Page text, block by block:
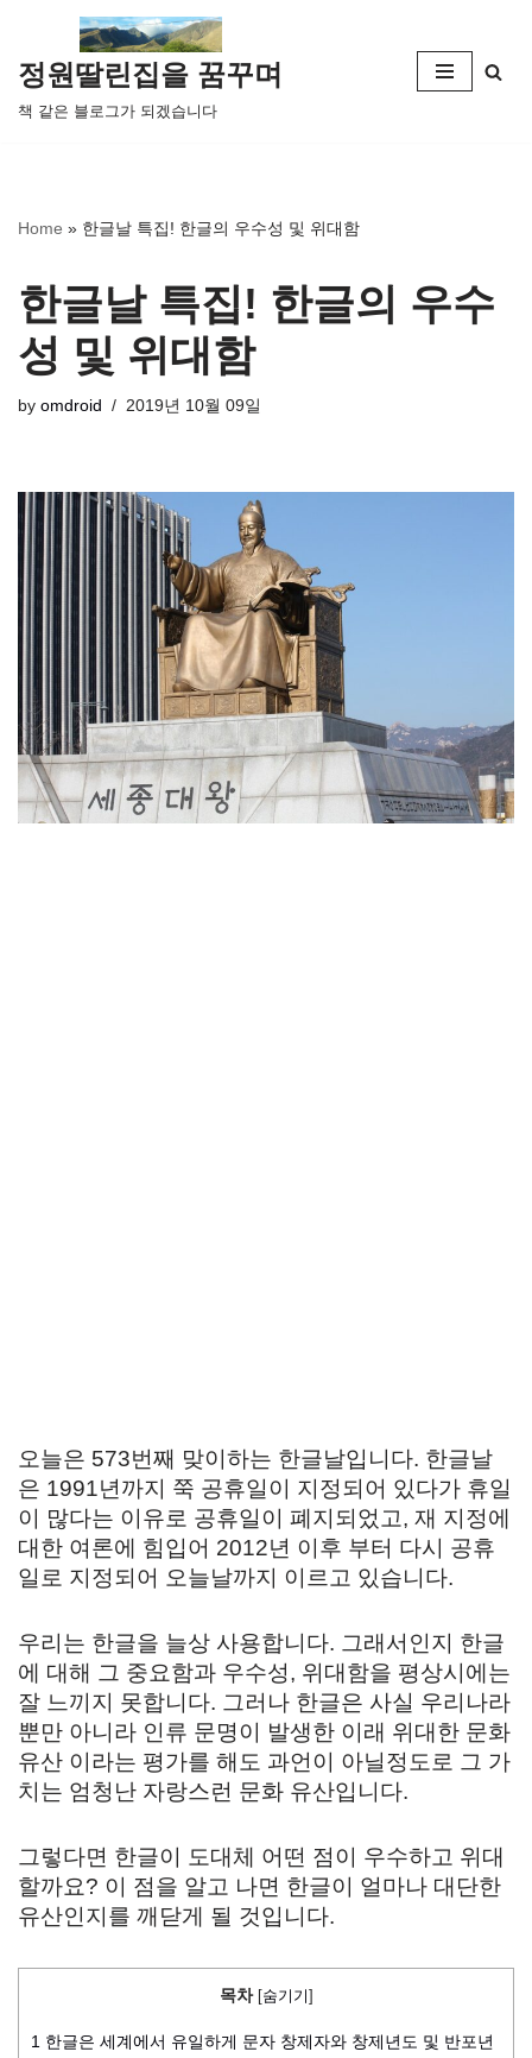
콘
텐
츠
뛰
정원딸린집을 꿈꾸며
책 같은 블로그가 되겠습니다
Home » 한글날 특집! 한글의 우수성 및 위대함
한글날 특집! 한글의 우수
성 및 위대함
by omdroid 2019년 10월 09일
오늘은 573번째 맞이하는 한글날입니다. 한글날
은 1991년까지 쭉 공휴일이 지정되어 있다가 휴일
이 많다는 이유로 공휴일이 폐지되었고, 재 지정에
대한 여론에 힘입어 2012년 이후 부터 다시 공휴
일로 지정되어 오늘날까지 이르고 있습니다.
우리는 한글을 늘상 사용합니다. 그래서인지 한글
에 대해 그 중요함과 우수성, 위대함을 평상시에는
잘 느끼지 못합니다. 그러나 한글은 사실 우리나라
뿐만 아니라 인류 문명이 발생한 이래 위대한 문화
유산 이라는 평가를 해도 과언이 아닐정도로 그 가
치는 엄청난 자랑스런 문화 유산입니다.
그렇다면 한글이 도대체 어떤 점이 우수하고 위대
할까요? 이 점을 알고 나면 한글이 얼마나 대단한
유산인지를 깨닫게 될 것입니다.
목차 [숨기기]
1 한글은 세계에서 유일하게 문자 창제자와 창제년도 및 반포년